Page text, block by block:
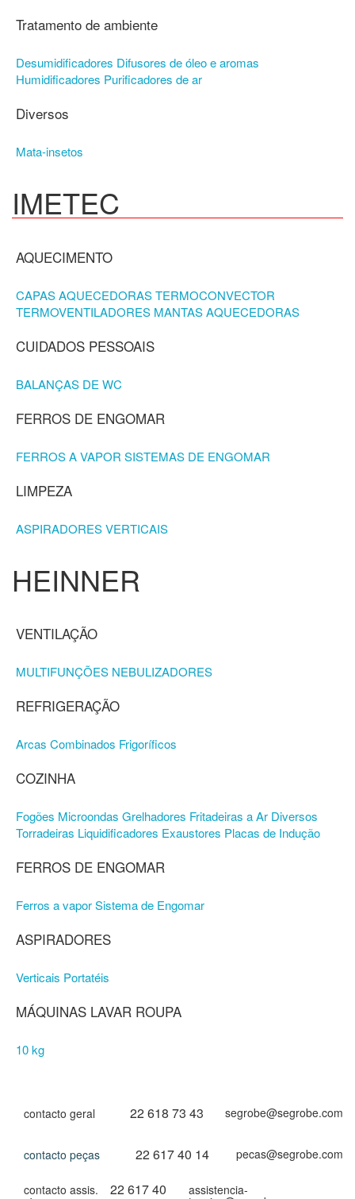
Tratamento de ambiente
Desumidificadores Difusores de óleo e aromas
Humidificadores Purificadores de ar
Diversos
Mata-insetos
IMETEC
AQUECIMENTO
CAPAS AQUECEDORASTERMOCONVECTOR
TERMOVENTILADORES MANTAS AQUECEDORAS
CUIDADOS PESSOAIS
BALANÇAS DE WC
FERROS DE ENGOMAR
FERROS A VAPOR SISTEMAS DE ENGOMAR
LIMPEZA
ASPIRADORES VERTICAIS
HEINNER
VENTILAÇÃO
MULTIFUNÇÕES NEBULIZADORES
REFRIGERAÇÃO
Arcas Combinados Frigoríficos
COZINHA
Fogões Microondas Grelhadores Fritadeiras a Ar Diversos
Torradeiras Liquidificadores Exaustores Placas de Indução
FERROS DE ENGOMAR
Ferros a vaporSistema de Engomar
ASPIRADORES
Verticais Portatéis
MÁQUINAS LAVAR ROUPA
10 kg
contacto geral 22 618 73 43 segrobe@segrobe.com
contacto peças 22 617 40 14 pecas@segrobe.com
contacto assis.
22 617 40 assistencia-